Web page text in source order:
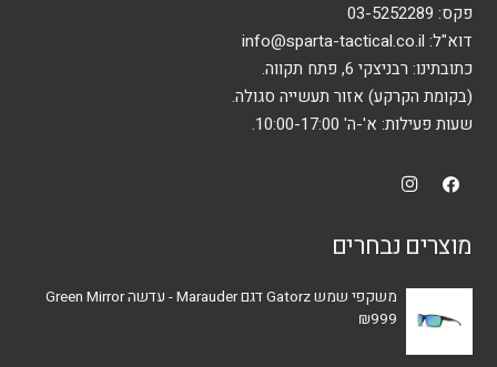
פקס: 03-5252289
דוא"ל: info@sparta-tactical.co.il
כתובתינו: רבניצקי 6, פתח תקווה.
(בקומת הקרקע) אזור תעשייה סגולה.
שעות פעילות: א'-ה' 10:00-17:00.
מוצרים נבחרים
משקפי שמש Gatorz דגם Marauder - עדשה Green Mirror
₪999